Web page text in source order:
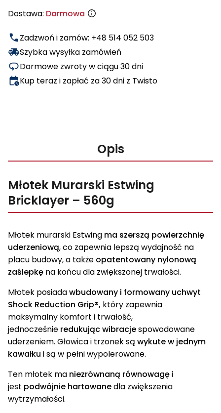
murarski
560g
Dostawa: Darmowa
Zadzwoń i zamów: +48 514 052 503
Szybka wysyłka zamówień
Darmowe zwroty w ciągu 30 dni
Kup teraz i zapłać za 30 dni z Twisto
Opis
Młotek Murarski Estwing
Bricklayer – 560g
Młotek murarski Estwing ma szerszą powierzchnię
uderzeniową, co zapewnia lepszą wydajność na
placu budowy, a także opatentowany nylonową
zaślepkę na końcu dla zwiększonej trwałości.
Młotek posiadawbudowany i formowany uchwyt
Shock Reduction Grip®, który zapewnia
maksymalny komfort i trwałość,
jednocześnie redukując wibracjespowodowane
uderzeniem. Głowica i trzonek są wykute w jednym
kawałku i są w pełni wypolerowane.
Ten młotek ma niezrównaną równowagęi
jest podwójnie hartowanedla zwiększenia
wytrzymałości.